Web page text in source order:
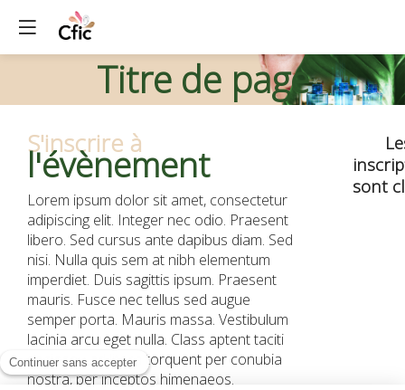
Titre de page
S'inscrire à
l'évènement
Lorem ipsum dolor sit amet, consectetur
adipiscing elit. Integer nec odio. Praesent
libero. Sed cursus ante dapibus diam. Sed
nisi. Nulla quis sem at nibh elementum
imperdiet. Duis sagittis ipsum. Praesent
mauris. Fusce nec tellus sed augue
semper porta. Mauris massa. Vestibulum
lacinia arcu eget nulla. Class aptent taciti
sociosqu ad litora torquent per conubia
nostra, per inceptos himenaeos.
sont